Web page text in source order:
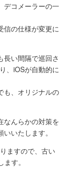
デコメーラーの一
信の仕様が変更に
長い間隔で巡回さ
、iOSが自動的に
も、オリジナルの
なんらかの対策を
いたします。
ますので、古い
す。